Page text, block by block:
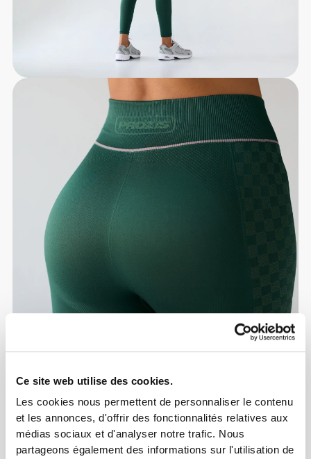
Ce site web utilise des cookies.
Les cookies nous permettent de personnaliser le contenu
et les annonces, d'offrir des fonctionnalités relatives aux
médias sociaux et d'analyser notre trafic. Nous
partageons également des informations sur l'utilisation de
Info et Entretien
Avis généraux